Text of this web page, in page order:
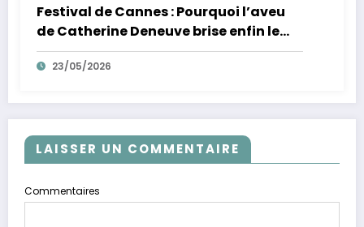
Festival de Cannes : Pourquoi l’aveu
de Catherine Deneuve brise enfin le
mythe de la Croisette
23/05/2026
LAISSER UN COMMENTAIRE
Commentaires